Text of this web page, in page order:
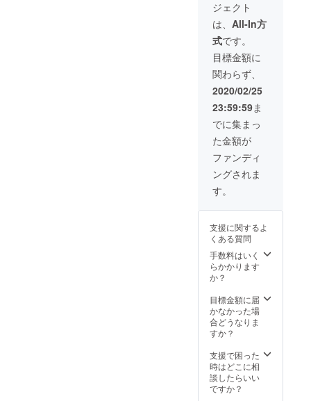
選択可
＜感謝
の気持
ち②と
は？＞
ハン
ガーの
１つに
『マヒ
ルのサ
イン』
を入れ
ます。
さら
に、
『皆さ
ことを
守り』
を差し
上げま
す（マ
ヒルに
作
り）。
備考欄
に皆さ
「〇〇
がした
い！」
や
ジェクト
は、 All-In方
式です。
目標金額に
関わらず、
2020/02/25
23:59:59ま
でに集まっ
た金額が
ファンディ
ングされま
す。
支援に関するよ
くある質問
手数料はいく
らかかります
か？
目標金額に届
かなかった場
合どうなりま
すか？
支援で困った
時はどこに相
談したらいい
ですか？